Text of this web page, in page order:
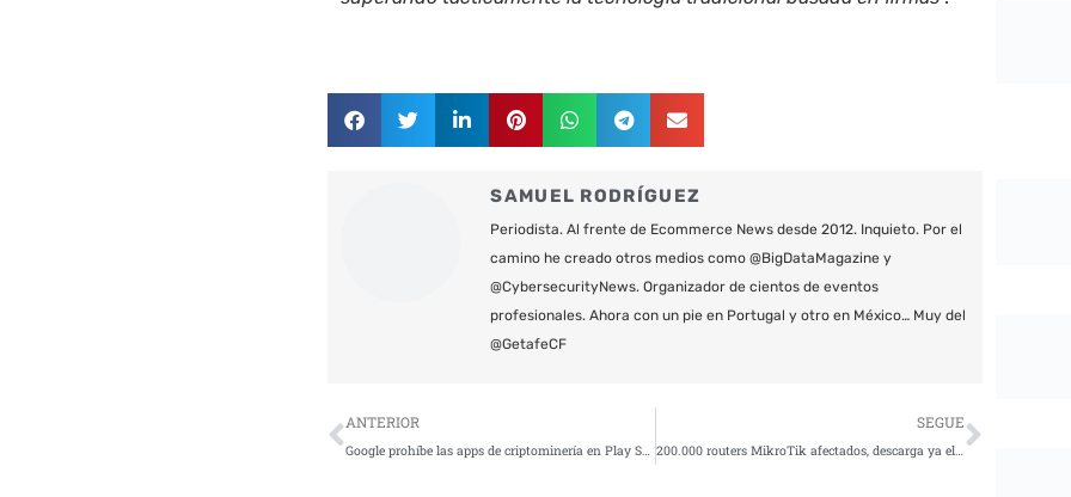
SAMUEL RODRÍGUEZ
Periodista. Al frente de Ecommerce News desde 2012. Inquieto. Por el
camino he creado otros medios como @BigDataMagazine y
@CybersecurityNews. Organizador de cientos de eventos
profesionales. Ahora con un pie en Portugal y otro en México… Muy del
@GetafeCF
Ant
ANTERIOR
Google prohíbe las apps de criptominería en Play Store
SEGUE
200.000 routers MikroTik afectados, descarga ya el último parche para solventar la vulnerabilidad